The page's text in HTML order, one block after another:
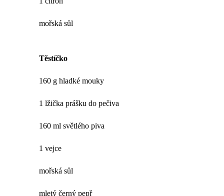
mořská sůl
Těstíčko
160 g hladké mouky
1 lžička prášku do pečiva
160 ml světlého piva
1 vejce
mořská sůl
mletý černý pepř